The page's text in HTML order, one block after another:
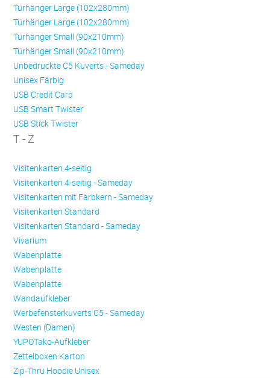
Türhänger Large (102x280mm)
Türhänger Large (102x280mm)
Türhänger Small (90x210mm)
Türhänger Small (90x210mm)
Unbedruckte C5 Kuverts - Sameday
Unisex Färbig
USB Credit Card
USB Smart Twister
USB Stick Twister
T - Z
Visitenkarten 4-seitig
Visitenkarten 4-seitig - Sameday
Visitenkarten mit Farbkern - Sameday
Visitenkarten Standard
Visitenkarten Standard - Sameday
Vivarium
Wabenplatte
Wabenplatte
Wabenplatte
Wandaufkleber
Werbefensterkuverts C5 - Sameday
Westen (Damen)
YUPOTako-Aufkleber
Zettelboxen Karton
Zip-Thru Hoodie Unisex